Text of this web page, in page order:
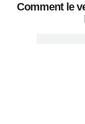
Comment le